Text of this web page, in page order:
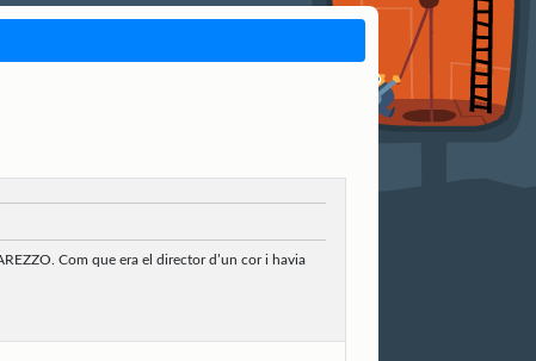
Com que era el director d’un cor i havia